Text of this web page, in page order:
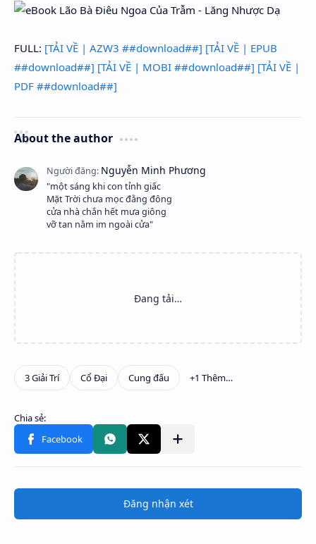
FULL: [TẢI VỀ | AZW3 ##download##] [TẢI VỀ | EPUB
##download##] [TẢI VỀ | MOBI ##download##] [TẢI VỀ |
PDF ##download##]
About the author
"một sáng khi con tỉnh giấc
Mặt Trời chưa mọc đằng đông
cửa nhà chắn hết mưa giông
vỡ tan nằm im ngoài cửa"
Đăng nhận xét